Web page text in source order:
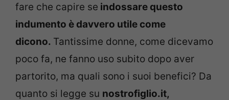
fare che capire se indossare questo
indumento è davvero utile come
dicono. Tantissime donne, come dicevamo
poco fa, ne fanno uso subito dopo aver
partorito, ma quali sono i suoi benefici? Da
quanto si legge su nostrofiglio.it,